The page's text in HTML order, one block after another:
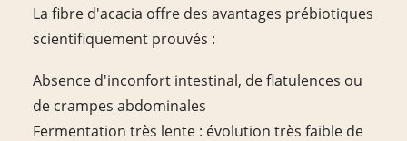
La fibre d'acacia offre des avantages prébiotiques
scientifiquement prouvés :
Absence d'inconfort intestinal, de flatulences ou
de crampes abdominales
Fermentation très lente : évolution très faible de